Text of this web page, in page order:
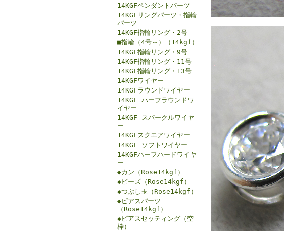
14KGFペンダントパーツ
14KGFリングパーツ・指輪
パーツ
14KGF指輪リング・2号
■指輪（4号～）（14kgf）
14KGF指輪リング・9号
14KGF指輪リング・11号
14KGF指輪リング・13号
14KGFワイヤー
14KGFラウンドワイヤー
14KGF ハーフラウンドワ
イヤー
14KGF スパークルワイヤ
ー
14KGFスクエアワイヤー
14KGF ソフトワイヤー
14KGFハーフハードワイヤ
ー
◆カン（Rose14kgf）
◆ビーズ（Rose14kgf）
◆つぶし玉（Rose14kgf）
◆ピアスパーツ
（Rose14kgf）
◆ピアスセッティング（空
枠）